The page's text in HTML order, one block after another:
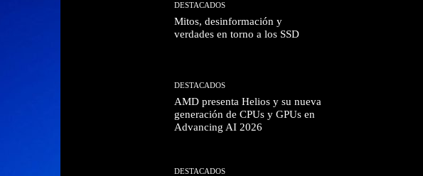
DESTACADOS
Mitos, desinformación y
verdades en torno a los SSD
DESTACADOS
AMD presenta Helios y su nueva
generación de CPUs y GPUs en
Advancing AI 2026
DESTACADOS